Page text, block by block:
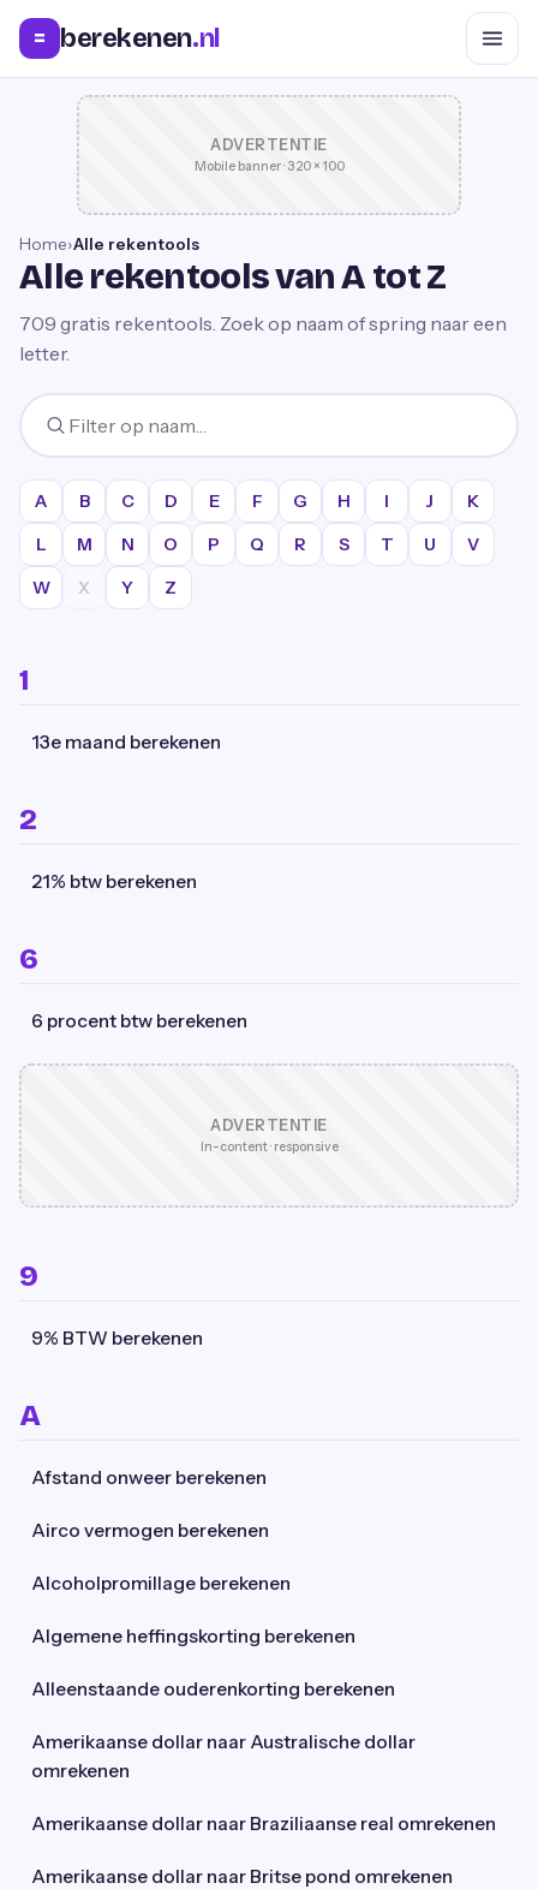
= berekenen.nl
ADVERTENTIE
Mobile banner · 320 × 100
Home›Alle rekentools
Alle rekentools van A tot Z
709 gratis rekentools. Zoek op naam of spring naar een
letter.
A B C D E F G H I J
K
L
M N O P Q R S T U
V
W
X Y Z
1
13e maand berekenen
2
21% btw berekenen
6
6 procent btw berekenen
ADVERTENTIE
In-content · responsive
9
9% BTW berekenen
A
Afstand onweer berekenen
Airco vermogen berekenen
Alcoholpromillage berekenen
Algemene heffingskorting berekenen
Alleenstaande ouderenkorting berekenen
Amerikaanse dollar naar Australische dollar
omrekenen
Amerikaanse dollar naar Braziliaanse real omrekenen
Amerikaanse dollar naar Britse pond omrekenen